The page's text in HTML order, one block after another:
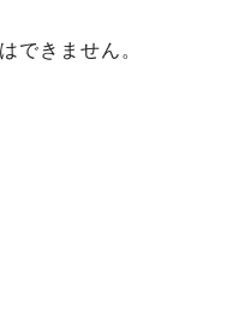
できません。